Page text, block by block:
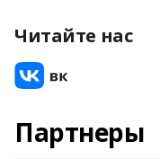
Читайте нас
Партнеры